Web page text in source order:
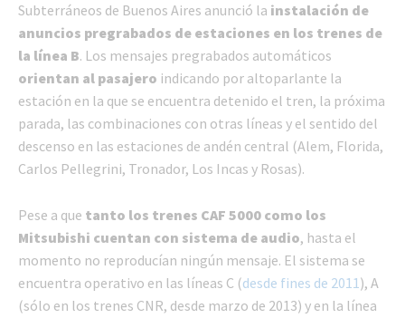
Subterráneos de Buenos Aires anunció la instalación de
anuncios pregrabados de estaciones en los trenes de
la línea B. Los mensajes pregrabados automáticos
orientan al pasajero indicando por altoparlante la
estación en la que se encuentra detenido el tren, la próxima
parada, las combinaciones con otras líneas y el sentido del
descenso en las estaciones de andén central (Alem, Florida,
Carlos Pellegrini, Tronador, Los Incas y Rosas).
Pese a que tanto los trenes CAF 5000 como los
Mitsubishi cuentan con sistema de audio, hasta el
momento no reproducían ningún mensaje. El sistema se
encuentra operativo en las líneas C (desde fines de 2011), A
(sólo en los trenes CNR, desde marzo de 2013) y en la línea